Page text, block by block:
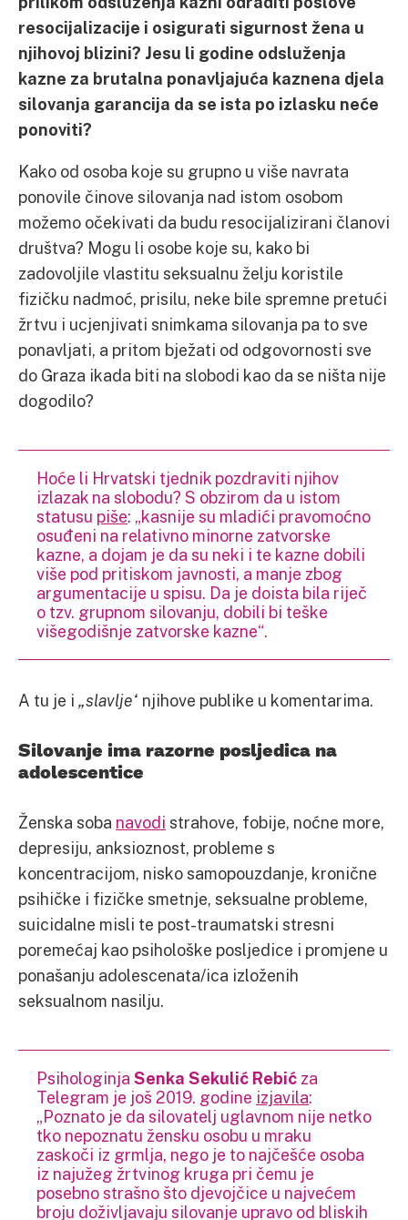
resocijalizacije i osigurati sigurnost žena u
njihovoj blizini? Jesu li godine odsluženja
kazne za brutalna ponavljajuća kaznena djela
silovanja garancija da se ista po izlasku neće
ponoviti?
Kako od osoba koje su grupno u više navrata
ponovile činove silovanja nad istom osobom
možemo očekivati da budu resocijalizirani članovi
društva? Mogu li osobe koje su, kako bi
zadovoljile vlastitu seksualnu želju koristile
fizičku nadmoć, prisilu, neke bile spremne pretući
žrtvu i ucjenjivati snimkama silovanja pa to sve
ponavljati, a pritom bježati od odgovornosti sve
do Graza ikada biti na slobodi kao da se ništa nije
dogodilo?
Hoće li Hrvatski tjednik pozdraviti njihov
izlazak na slobodu? S obzirom da u istom
statusu piše: „kasnije su mladići pravomoćno
osuđeni na relativno minorne zatvorske
kazne, a dojam je da su neki i te kazne dobili
više pod pritiskom javnosti, a manje zbog
argumentacije u spisu. Da je doista bila riječ
o tzv. grupnom silovanju, dobili bi teške
višegodišnje zatvorske kazne“.
A tu je i „slavlje“ njihove publike u komentarima.
Silovanje ima razorne posljedica na
adolescentice
Ženska soba navodi strahove, fobije, noćne more,
depresiju, anksioznost, probleme s
koncentracijom, nisko samopouzdanje, kronične
psihičke i fizičke smetnje, seksualne probleme,
suicidalne misli te post-traumatski stresni
poremećaj kao psihološke posljedice i promjene u
ponašanju adolescenata/ica izloženih
seksualnom nasilju.
Psihologinja Senka Sekulić Rebić za
Telegram je još 2019. godine izjavila:
„Poznato je da silovatelj uglavnom nije netko
tko nepoznatu žensku osobu u mraku
zaskoči iz grmlja, nego je to najčešće osoba
iz najužeg žrtvinog kruga pri čemu je
posebno strašno što djevojčice u najvećem
broju doživljavaju silovanje upravo od bliskih